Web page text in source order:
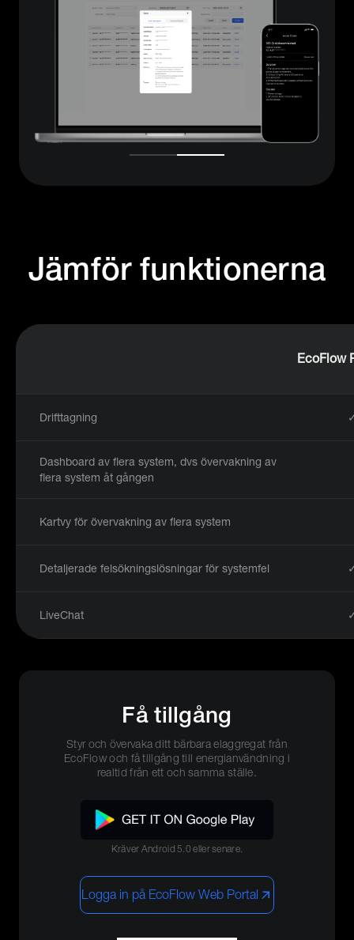
Jämför funktionerna
EcoFlow
Drifttagning
Dashboard av flera system, dvs övervakning av
flera system åt gången
Kartvy för övervakning av flera system
Detaljerade felsökningslösningar för systemfel
LiveChat
Få tillgång
Styr och övervaka ditt bärbara elaggregat från
EcoFlow och få tillgång till energianvändning i
realtid från ett och samma ställe.
Kräver Android 5.0 eller senare.
Logga in på EcoFlow Web Portal